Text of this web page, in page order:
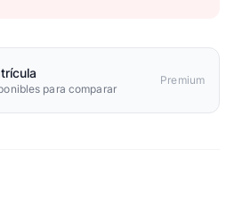
para comparar
Premium